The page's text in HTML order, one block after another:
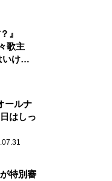
』
歌主
けま
ールナ
はしっ
特別審